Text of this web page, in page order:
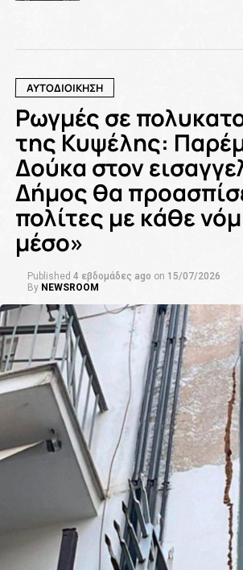
ΑΥΤΟΔΙΟΙΚΗΣΗ
Ρωγμές σε
της Κυψέλης:
Δούκα στον
Δήμος θα
πολίτες με κάθε
μέσο»
Published 4 εβδομάδες ago on 15/07/2026
By NEWSROOM